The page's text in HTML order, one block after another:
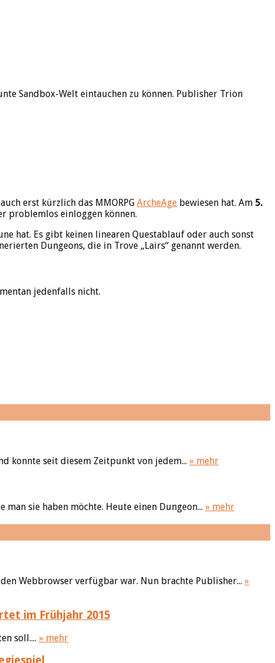
Sandbox-Welt eintauchen zu können. Publisher Trion
erst kürzlich das MMORPG ArcheAge bewiesen hat. Am 5.
problemlos einloggen können.
hat. Es gibt keinen linearen Questablauf oder auch sonst
Dungeons, die in Trove „Lairs“ genannt werden.
jedenfalls nicht.
konnte seit diesem Zeitpunkt von jedem... » mehr
sie haben möchte. Heute einen Dungeon... » mehr
Webbrowser verfügbar war. Nun brachte Publisher... »
im Frühjahr 2015
soll.... » mehr